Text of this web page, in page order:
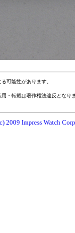
可能性があります。
・転載は著作権法違反とな
2009 Impress Watch